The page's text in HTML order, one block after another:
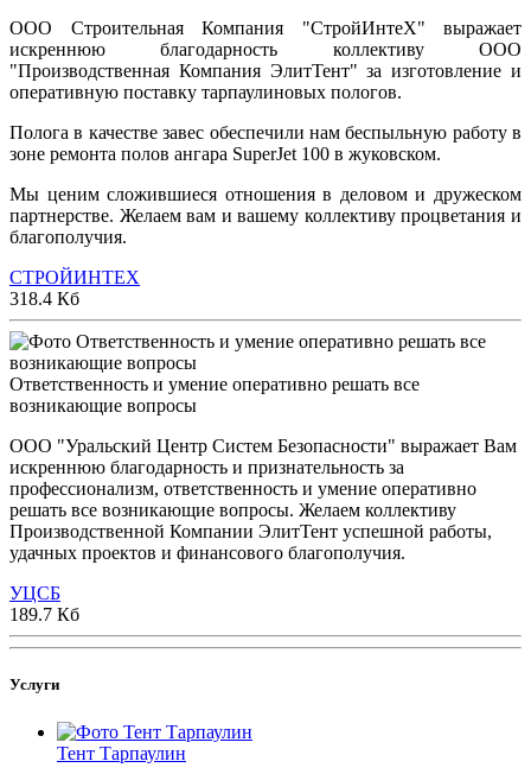
ООО Строительная Компания "СтройИнтеХ" выражает
искреннюю благодарность коллективу ООО
"Производственная Компания ЭлитТент" за изготовление и
оперативную поставку тарпаулиновых пологов.
Полога в качестве завес обеспечили нам беспыльную работу в
зоне ремонта полов ангара SuperJet 100 в жуковском.
Мы ценим сложившиеся отношения в деловом и дружеском
партнерстве. Желаем вам и вашему коллективу процветания и
благополучия.
СТРОЙИНТЕХ
318.4 Кб
Ответственность и умение оперативно решать все
возникающие вопросы
ООО "Уральский Центр Систем Безопасности" выражает Вам
искреннюю благодарность и признательность за
профессионализм, ответственность и умение оперативно
решать все возникающие вопросы. Желаем коллективу
Производственной Компании ЭлитТент успешной работы,
удачных проектов и финансового благополучия.
УЦСБ
189.7 Кб
Услуги
Тент Тарпаулин